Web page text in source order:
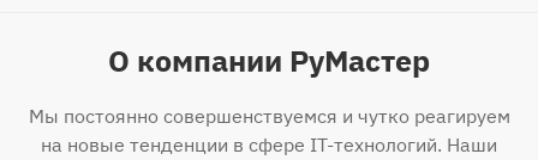
О компании РуМастер
Мы постоянно совершенствуемся и чутко реагируем
на новые тенденции в сфере IT-технологий. Наши